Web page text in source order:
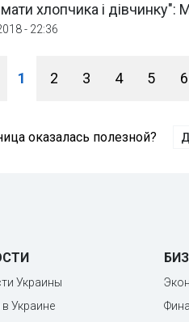
хлопчика і
- 22:36
1 2 3 4 5 6
оказалась полезной?
Украины
Украине